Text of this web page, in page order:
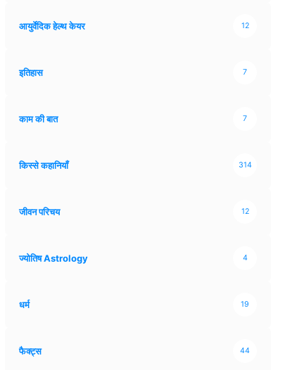
आयुर्वेदिक हेल्थ केयर 12
इतिहास 7
काम की बात 7
किस्से कहानियाँ 314
जीवन परिचय 12
ज्योतिष Astrology 4
धर्म 19
फैक्ट्स 44